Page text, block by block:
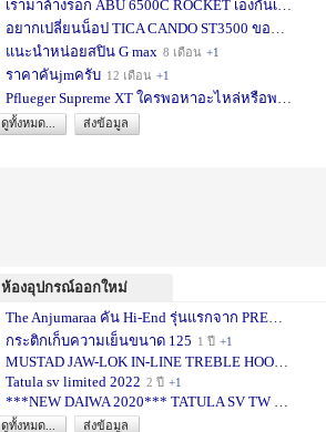
เรามาล้างรอก ABU 6500C ROCKET เองกันเถอ
อยากเปลี่ยนน็อป TICA CANDO ST3500 ขอคำแน
แนะนำหน่อยสปิน G max 8 เดือน +1
ราคาคันjmครับ 12 เดือน +1
Pflueger Supreme XT ใครพอหาอะไหล่หรือพอซ
ดูทั้งหมด...
ส่งข้อมูล
ห้องอุปกรณ์ออกใหม่
The Anjumaraa คัน Hi-End รุ่นแรกจาก PREY
กระติกเก็บความเย็นขนาด 125 1 ปี +1
MUSTAD JAW-LOK IN-LINE TREBLE HOOK - 5X
Tatula sv limited 2022 2 ปี +1
***NEW DAIWA 2020*** TATULA SV TW
ดูทั้งหมด...
ส่งข้อมูล